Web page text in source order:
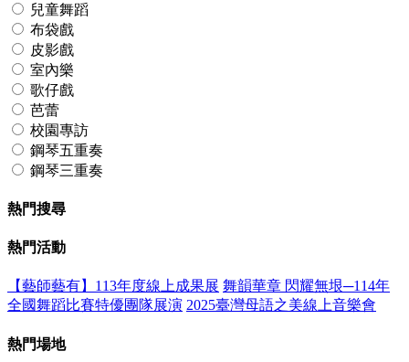
兒童舞蹈
布袋戲
皮影戲
室內樂
歌仔戲
芭蕾
校園專訪
鋼琴五重奏
鋼琴三重奏
熱門搜尋
熱門活動
【藝師藝有】113年度線上成果展 舞韻華章 閃耀無垠─114年
全國舞蹈比賽特優團隊展演 2025臺灣母語之美線上音樂會
熱門場地